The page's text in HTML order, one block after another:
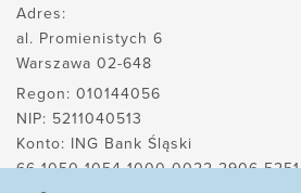
Adres:
al. Promienistych 6
Warszawa 02-648
Regon: 010144056
NIP: 5211040513
Konto: ING Bank Śląski
66 1050 1054 1000 0022 2906 5251